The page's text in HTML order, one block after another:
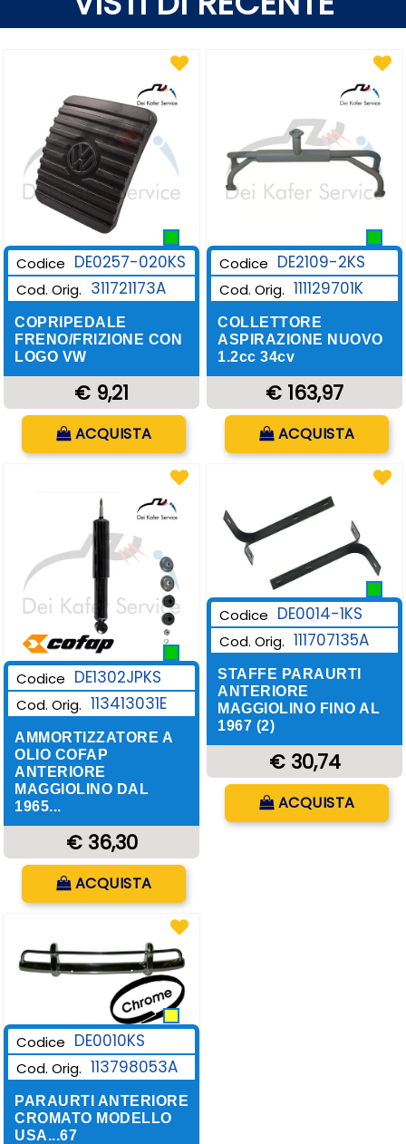
Codice DE0257-020KS
Cod. Orig. 311721173A
COPRIPEDALE
FRENO/FRIZIONE CON
LOGO VW
€ 9,21
Quantità
ACQUISTA
Codice DE2109-2KS
Cod. Orig. 111129701K
COLLETTORE
ASPIRAZIONE NUOVO
1.2cc 34cv
€ 163,97
Quantità
ACQUISTA
Codice DE1302JPKS
Cod. Orig. 113413031E
AMMORTIZZATORE A
OLIO COFAP
ANTERIORE
MAGGIOLINO DAL
1965...
€ 36,30
ACQUISTA
Codice DE0014-1KS
Cod. Orig. 111707135A
STAFFE PARAURTI
ANTERIORE
MAGGIOLINO FINO AL
1967 (2)
€ 30,74
ACQUISTA
Codice DE0010KS
Cod. Orig. 113798053A
PARAURTI ANTERIORE
CROMATO MODELLO
USA...67